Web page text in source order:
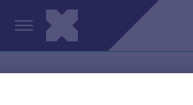
Pasar al contenido principal